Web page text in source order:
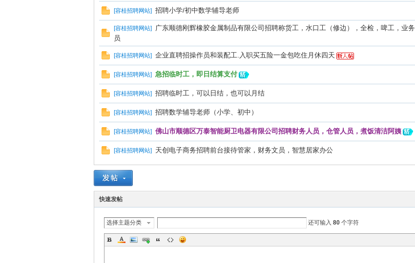
[容桂招聘网站] 招聘小学/初中数学辅导老师
[容桂招聘网站]
广东顺德刚辉橡胶金属制品有限公司招聘称货工，水口工（修边），全检，啤工，业务
员
[容桂招聘网站] 企业直聘招操作员和装配工.入职买五险一金包吃住月休四天
[容桂招聘网站] 急招临时工，即日结算支付
[容桂招聘网站] 招聘临时工，可以日结，也可以月结
[容桂招聘网站] 招聘数学辅导老师（小学、初中）
[容桂招聘网站] 佛山市顺德区万泰智能厨卫电器有限公司招聘财务人员，仓管人员，煮饭清洁阿姨
[容桂招聘网站] 天创电子商务招聘前台接待管家，财务文员，智慧居家办公
快速发帖
选择主题分类 还可输入 80 个字符